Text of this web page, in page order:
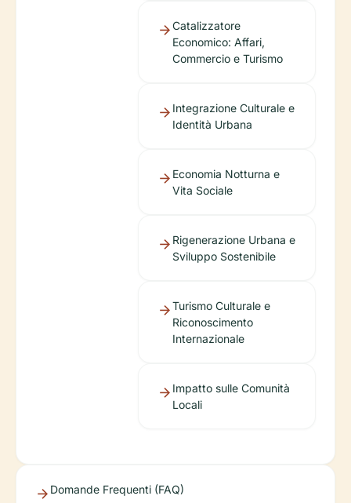
Catalizzatore
Economico: Affari,
Commercio e Turismo
Integrazione Culturale e
Identità Urbana
Economia Notturna e
Vita Sociale
Rigenerazione Urbana e
Sviluppo Sostenibile
Turismo Culturale e
Riconoscimento
Internazionale
Impatto sulle Comunità
Locali
Domande Frequenti (FAQ)